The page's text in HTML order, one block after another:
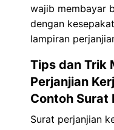
wajib membayar
dengan
lampiran
Tips dan Trik
Perjanjian
Contoh Surat
Surat perjanjian